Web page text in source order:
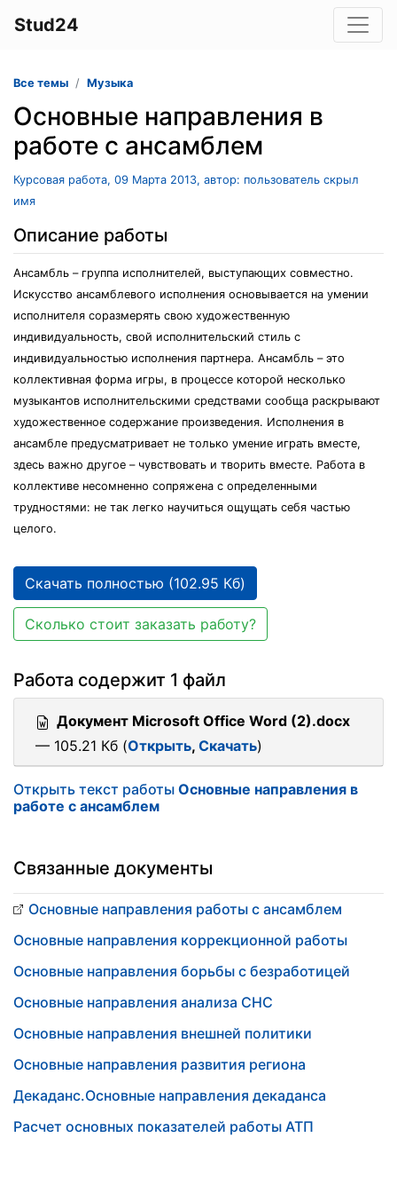
Stud24
Все темы Музыка
Основные направления в
работе с ансамблем
Курсовая работа, 09 Марта 2013, автор: пользователь скрыл
имя
Описание работы
Ансамбль – группа исполнителей, выступающих совместно.
Искусство ансамблевого исполнения основывается на умении
исполнителя соразмерять свою художественную
индивидуальность, свой исполнительский стиль с
индивидуальностью исполнения партнера. Ансамбль – это
коллективная форма игры, в процессе которой несколько
музыкантов исполнительскими средствами сообща раскрывают
художественное содержание произведения. Исполнения в
ансамбле предусматривает не только умение играть вместе,
здесь важно другое – чувствовать и творить вместе. Работа в
коллективе несомненно сопряжена с определенными
трудностями: не так легко научиться ощущать себя частью
целого.
Скачать полностью (102.95 Кб)
Сколько стоит заказать работу?
Работа содержит 1 файл
Документ Microsoft Office Word (2).docx
— 105.21 Кб (Открыть, Скачать)
Открыть текст работы Основные направления в
работе с ансамблем
Связанные документы
Основные направления работы с ансамблем
Основные направления коррекционной работы
Основные направления борьбы с безработицей
Основные направления анализа СНС
Основные направления внешней политики
Основные направления развития региона
Декаданс.Основные направления декаданса
Расчет основных показателей работы АТП